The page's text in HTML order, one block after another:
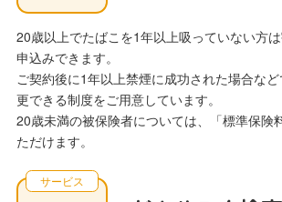
20歳以上でたばこを1年以上吸っていない方
申込みできます。
ご契約後に1年以上禁煙に成功された場合な
更できる制度をご用意しています。
20歳未満の被保険者については、「標準保険
ただけます。
サービス